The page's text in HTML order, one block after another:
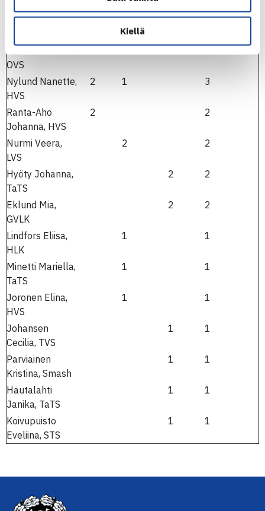
Kiellä
Sillanpää
4 1 5
OVS
Nylund Nanette,
HVS
2 1 3
Ranta-Aho
Johanna, HVS
2 2
Nurmi Veera,
LVS
2 2
Hyöty Johanna,
TaTS
2 2
Eklund Mia,
GVLK
2 2
Lindfors Eliisa,
HLK
1 1
Minetti Mariella,
TaTS
1 1
Joronen Elina,
HVS
1 1
Johansen
Cecilia, TVS
1 1
Parviainen
Kristina, Smash
1 1
Hautalahti
Janika, TaTS
1 1
Koivupuisto
Eveliina, STS
1 1